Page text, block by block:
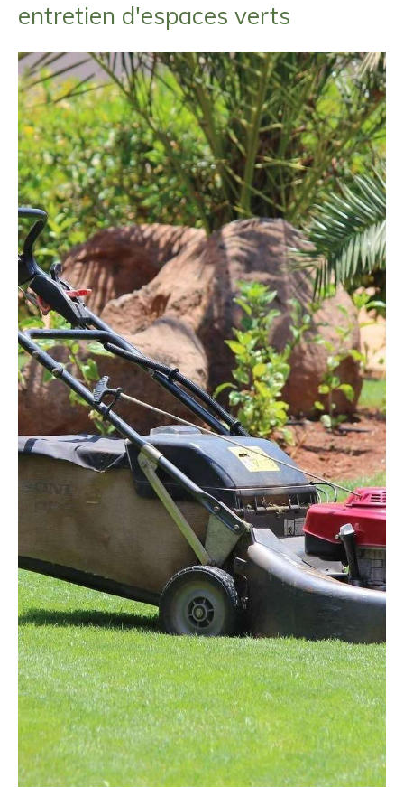
entretien d'espaces verts